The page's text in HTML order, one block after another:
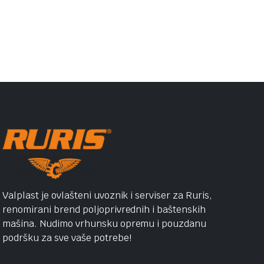
Valplast je ovlašteni uvoznik i serviser za Ruris,
renomirani brend poljoprivrednih i baštenskih
mašina. Nudimo vrhunsku opremu i pouzdanu
podršku za sve vaše potrebe!